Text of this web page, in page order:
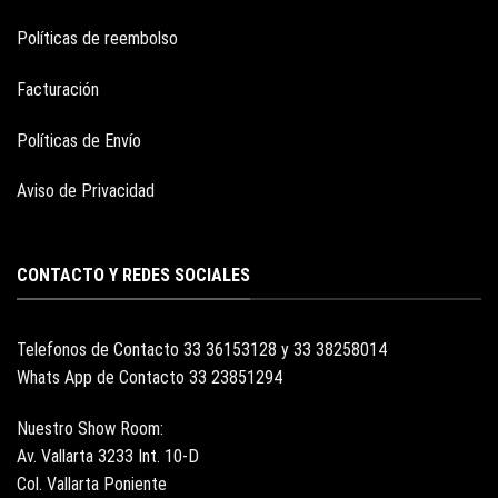
Políticas de reembolso
Facturación
Políticas de Envío
Aviso de Privacidad
CONTACTO Y REDES SOCIALES
Telefonos de Contacto 33 36153128 y 33 38258014
Whats App de Contacto 33 23851294
Nuestro Show Room:
Av. Vallarta 3233 Int. 10-D
Col. Vallarta Poniente